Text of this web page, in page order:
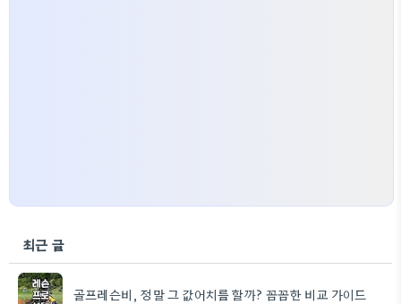
최근 글
골프레슨비, 정말 그 값어치를 할까? 꼼꼼한 비교 가이드